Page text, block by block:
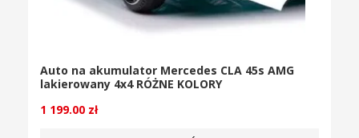
Auto na akumulator Mercedes CLA 45s AMG
lakierowany 4x4 RÓŻNE KOLORY
1 199.00 zł